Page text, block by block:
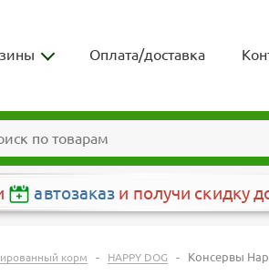
Оплата/доставка
автозаказ и получи скидку
корм - HAPPY DOG - Консервы